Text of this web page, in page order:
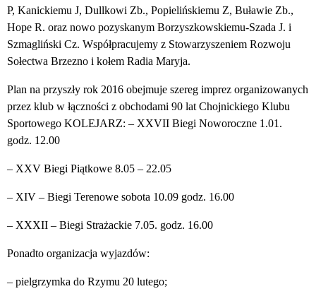
P, Kanickiemu J, Dullkowi Zb., Popielińskiemu Z, Buławie Zb.,
Hope R. oraz nowo pozyskanym Borzyszkowskiemu-Szada J. i
Szmagliński Cz. Współpracujemy z Stowarzyszeniem Rozwoju
Sołectwa Brzezno i kołem Radia Maryja.
Plan na przyszły rok 2016 obejmuje szereg imprez organizowanych
przez klub w łączności z obchodami 90 lat Chojnickiego Klubu
Sportowego KOLEJARZ: – XXVII Biegi Noworoczne 1.01.
godz. 12.00
– XXV Biegi Piątkowe 8.05 – 22.05
– XIV – Biegi Terenowe sobota 10.09 godz. 16.00
– XXXII – Biegi Strażackie 7.05. godz. 16.00
Ponadto organizacja wyjazdów:
– pielgrzymka do Rzymu 20 lutego;